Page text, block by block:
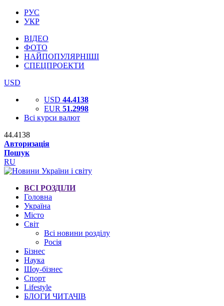
РУС
УКР
ВІДЕО
ФОТО
НАЙПОПУЛЯРНІШІ
СПЕЦПРОЕКТИ
USD
USD 44.4138
EUR 51.2998
Всі курси валют
44.4138
Авторизація
Пошук
RU
ВСІ РОЗДІЛИ
Головна
Україна
Місто
Світ
Всі новини розділу
Росія
Бізнес
Наука
Шоу-бізнес
Спорт
Lifestyle
БЛОГИ ЧИТАЧІВ